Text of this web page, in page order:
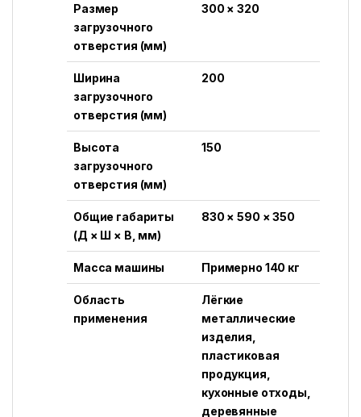
Размер
загрузочного
отверстия (мм)
300 × 320
Ширина
загрузочного
отверстия (мм)
200
Высота
загрузочного
отверстия (мм)
150
Общие габариты
(Д × Ш × В, мм)
830 × 590 × 350
Масса машины Примерно 140 кг
Область
применения
Лёгкие
металлические
изделия,
пластиковая
продукция,
кухонные отходы,
деревянные